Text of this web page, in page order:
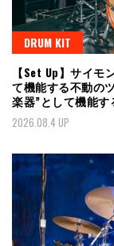
DRUM KIT
【Set Up】サイモ
て機能する不動の
楽器”として機能
2026.08.4 UP